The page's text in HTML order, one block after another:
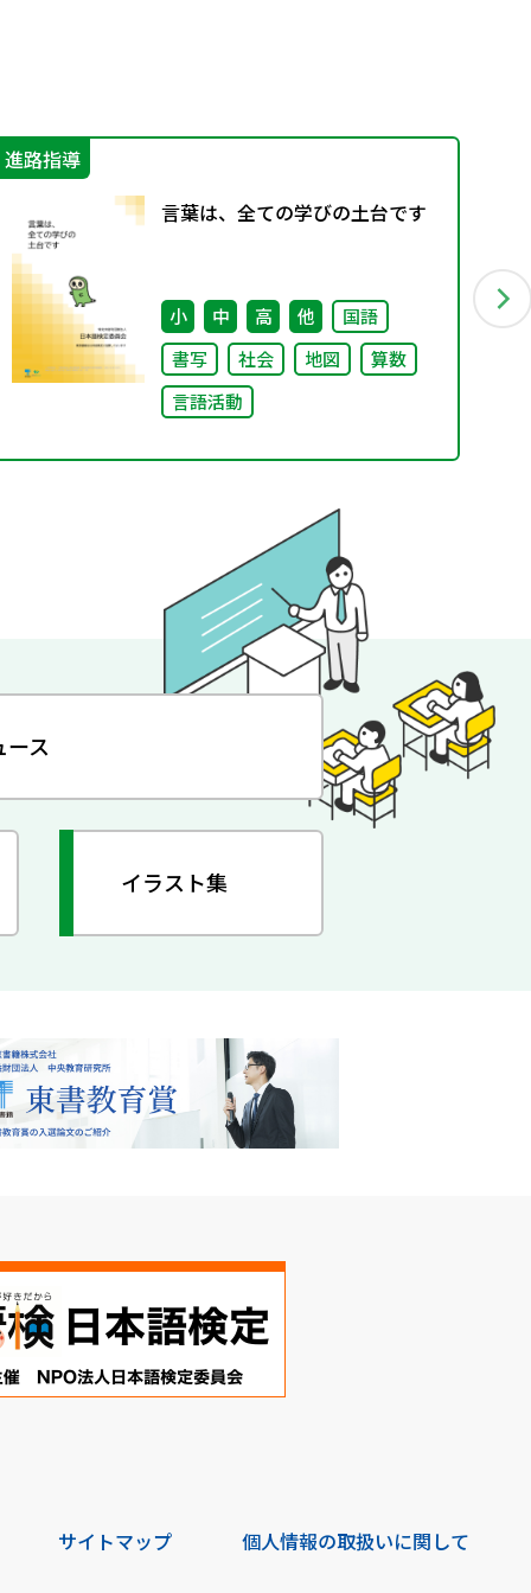
進路指導
言葉は、全ての学びの土台です
小 中 高 他
国語
書写
社会 地図
算数
言語活動
ース
イラスト集
サイトマップ 個人情報の取扱いに関して